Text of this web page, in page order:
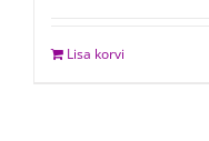
Lisa korvi